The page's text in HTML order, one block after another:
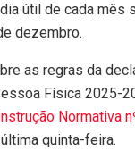
útil de cada mês
dezembro.
as regras da
Física 2025-
Normativa
quinta-feira.